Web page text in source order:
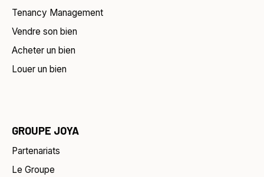
Tenancy Management
Vendre son bien
Acheter un bien
Louer un bien
GROUPE JOYA
Partenariats
Le Groupe